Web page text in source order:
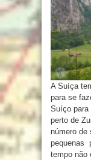
A Suíça
para se
Suíço para
perto de
número de
pequenas
tempo não